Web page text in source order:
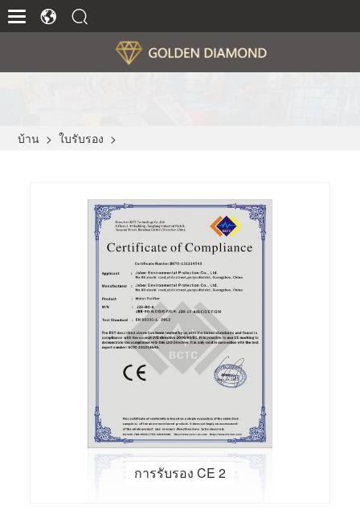
บ้าน > ใบรับรอง >
การรับรอง CE 2